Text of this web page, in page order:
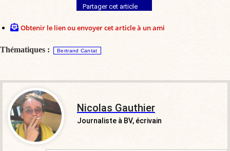
Partager cet article
Obtenir le lien ou envoyer cet article à un ami
Thématiques : Bertrand Cantat
Nicolas Gauthier
Journaliste à BV, écrivain